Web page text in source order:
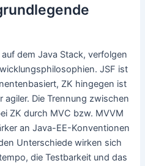
dem Java Stack, verfolgen
JSF ist
ZK hingegen ist
Die Trennung zwischen
ZK durch MVC bzw. MVVM
an Java-EE-Konventionen
Unterschiede wirken sich
die Testbarkeit und das